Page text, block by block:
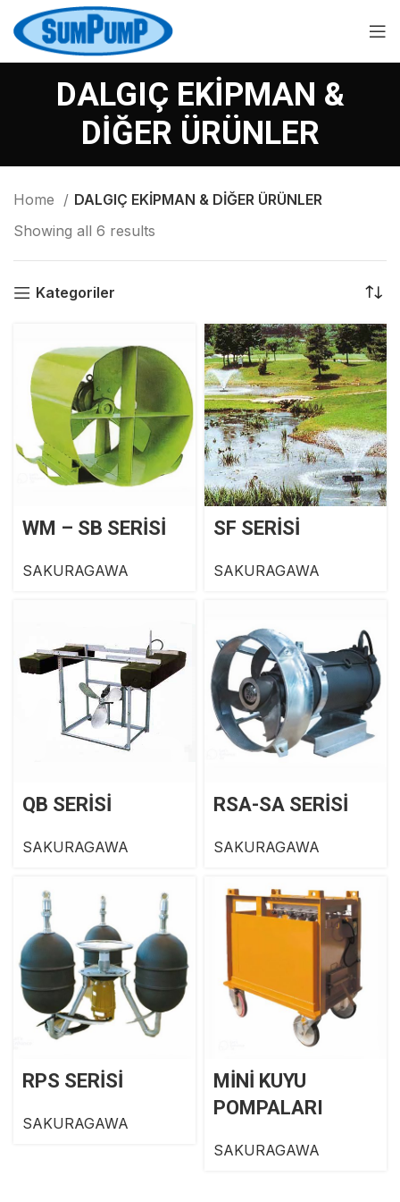
DALGIÇ EKİPMAN &
DİĞER ÜRÜNLER
Home
DALGIÇ EKİPMAN & DİĞER ÜRÜNLER
Showing all 6 results
Kategoriler
WM – SB SERİSİ
SAKURAGAWA
SF SERİSİ
SAKURAGAWA
QB SERİSİ
SAKURAGAWA
RSA-SA SERİSİ
SAKURAGAWA
RPS SERİSİ
SAKURAGAWA
MİNİ KUYU
POMPALARI
SAKURAGAWA